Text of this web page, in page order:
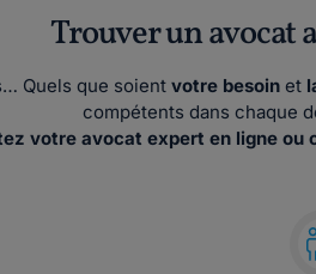
Trouver un avocat
Quels que soient votre besoin et
compétents dans chaque
votre avocat expert en ligne ou